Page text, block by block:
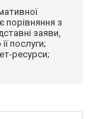
порівняння з
заяви,
послуги;
ресурси;